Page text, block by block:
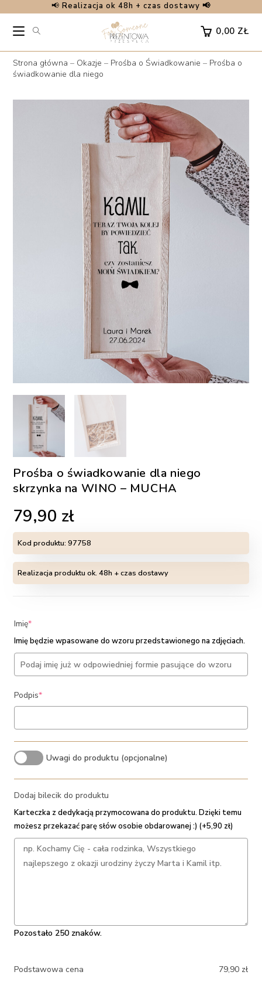
content
📢 Realizacja ok 48h + czas dostawy 📢
0,00 ZŁ
Strona główna – Okazje – Prośba o Świadkowanie – Prośba o
świadkowanie dla niego
Prośba o świadkowanie dla niego
skrzynka na WINO – MUCHA
79,90 zł
Kod produktu:97758
Realizacja produktu ok. 48h + czas dostawy
Imię*(required)
Imię będzie wpasowane do wzoru przedstawionego na zdjęciach.
Podpis*(required)
Uwagi do produktu (opcjonalne)
Dodaj bilecik do produktu
Karteczka z dedykacją przymocowana do produktu. Dzięki temu
możesz przekazać parę słów osobie obdarowanej :) (+5,90 zł)
Pozostało 250 znaków.
Podstawowa cena 79,90 zł